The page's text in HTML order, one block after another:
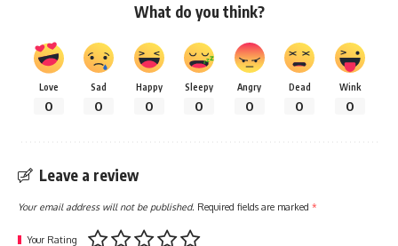
What do you think?
Love
0
Sad
0
Happy
0
Sleepy
0
Angry
0
Dead
0
Wink
0
Leave a review
Your email address will not be published. Required fields are marked *
Your Rating